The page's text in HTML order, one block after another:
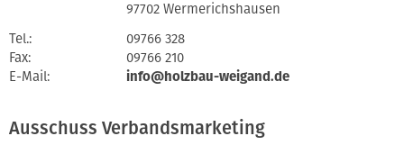
97702 Wermerichshausen
Tel.:
09766 328
Fax:
09766 210
E-Mail:
info@holzbau-weigand.de
Ausschuss Verbandsmarketing